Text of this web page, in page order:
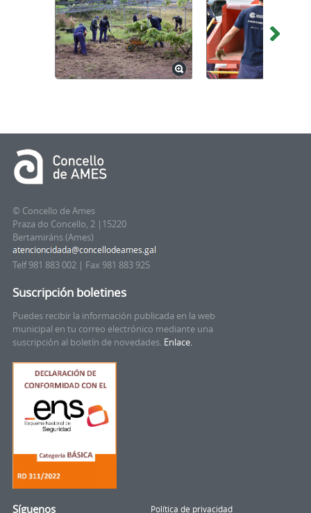
© Concello de Ames
Praza do Concello, 2 |15220
Bertamiráns (Ames)
Telf 981 883 002 | Fax 981 883 925
Suscripción boletines
Puedes recibir la información publicada en la web
municipal en tu correo electrónico mediante una
suscripción al boletín de novedades. Enlace.
Síguenos Política de privacidad